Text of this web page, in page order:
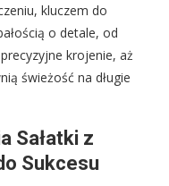
kluczem do
o detale, od
krojenie, aż
świeżość na długie
Sałatki z
Sukcesu